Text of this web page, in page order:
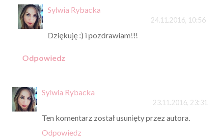
Sylwia Rybacka
24.11.2016, 10:56
Dziękuję :) i pozdrawiam!!!
Odpowiedz
Sylwia Rybacka
23.11.2016, 23:31
Ten komentarz został usunięty przez autora.
Odpowiedz